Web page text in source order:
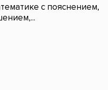
с пояснением,